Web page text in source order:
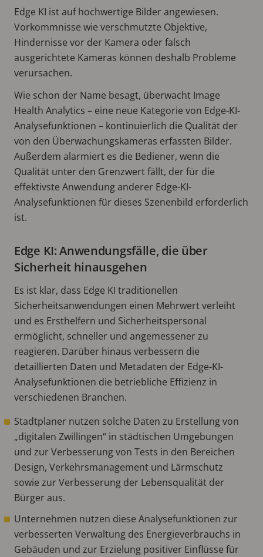
Edge KI ist auf hochwertige Bilder angewiesen.
Vorkommnisse wie verschmutzte Objektive,
Hindernisse vor der Kamera oder falsch
ausgerichtete Kameras können deshalb Probleme
verursachen.
Wie schon der Name besagt, überwacht Image
Health Analytics – eine neue Kategorie von Edge-KI-
Analysefunktionen – kontinuierlich die Qualität der
von den Überwachungskameras erfassten Bilder.
Außerdem alarmiert es die Bediener, wenn die
Qualität unter den Grenzwert fällt, der für die
effektivste Anwendung anderer Edge-KI-
Analysefunktionen für dieses Szenenbild erforderlich
ist.
Edge KI: Anwendungsfälle, die über
Sicherheit hinausgehen
Es ist klar, dass Edge KI traditionellen
Sicherheitsanwendungen einen Mehrwert verleiht
und es Ersthelfern und Sicherheitspersonal
ermöglicht, schneller und angemessener zu
reagieren. Darüber hinaus verbessern die
detaillierten Daten und Metadaten der Edge-KI-
Analysefunktionen die betriebliche Effizienz in
verschiedenen Branchen.
Stadtplaner nutzen solche Daten zu Erstellung von
„digitalen Zwillingen“ in städtischen Umgebungen
und zur Verbesserung von Tests in den Bereichen
Design, Verkehrsmanagement und Lärmschutz
sowie zur Verbesserung der Lebensqualität der
Bürger aus.
Unternehmen nutzen diese Analysefunktionen zur
verbesserten Verwaltung des Energieverbrauchs in
Gebäuden und zur Erzielung positiver Einflüsse für